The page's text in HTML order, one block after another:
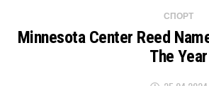
СПОРТ
Minnesota Center Reed
The Year